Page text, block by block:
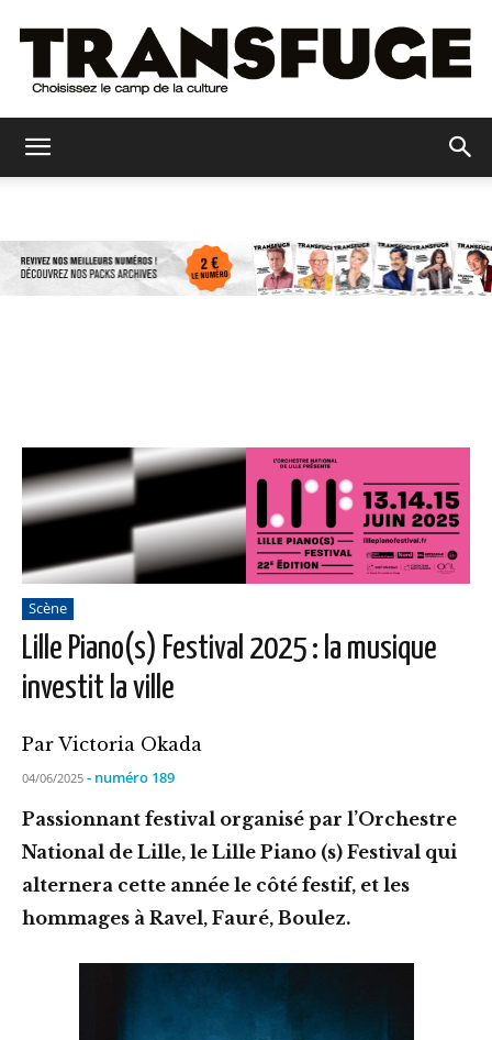
Scène
Lille Piano(s) Festival 2025 : la musique
investit la ville
Par Victoria Okada
04/06/2025 - numéro 189
Passionnant festival organisé par l’Orchestre
National de Lille, le Lille Piano (s) Festival qui
alternera cette année le côté festif, et les
hommages à Ravel, Fauré, Boulez.